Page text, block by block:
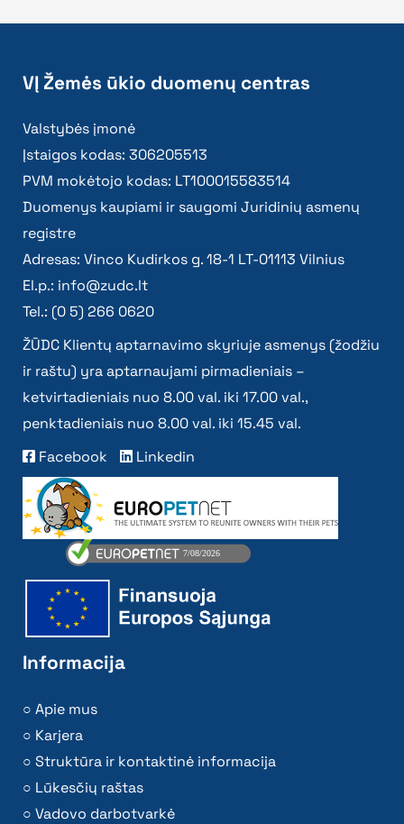
VĮ Žemės ūkio duomenų centras
Valstybės įmonė
Įstaigos kodas: 306205513
PVM mokėtojo kodas: LT100015583514
Duomenys kaupiami ir saugomi Juridinių asmenų
registre
Adresas: Vinco Kudirkos g. 18-1 LT-01113 Vilnius
El.p.: info@zudc.lt
Tel.: (0 5) 266 0620
ŽŪDC Klientų aptarnavimo skyriuje asmenys (žodžiu
ir raštu) yra aptarnaujami pirmadieniais –
ketvirtadieniais nuo 8.00 val. iki 17.00 val.,
penktadieniais nuo 8.00 val. iki 15.45 val.
Facebook
Linkedin
Informacija
Apie mus
Karjera
Struktūra ir kontaktinė informacija
Lūkesčių raštas
Vadovo darbotvarkė